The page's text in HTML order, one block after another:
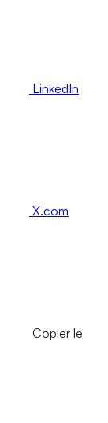
LinkedIn
X.com
Copier le